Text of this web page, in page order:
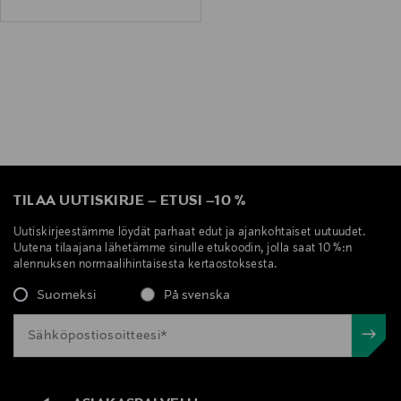
TILAA UUTISKIRJE – ETUSI –10 %
Uutiskirjeestämme löydät parhaat edut ja ajankohtaiset uutuudet.
Uutena tilaajana lähetämme sinulle etukoodin, jolla saat 10 %:n
alennuksen normaalihintaisesta kertaostoksesta.
Suomeksi På svenska